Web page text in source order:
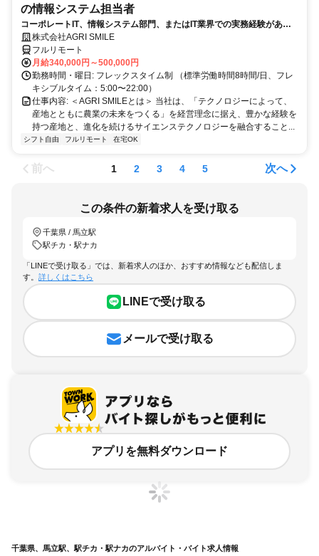
の情報システム担当者
コーポレートIT、情報システム部門、またはIT業界での実務経験がある
方、大歓迎！
株式会社AGRI SMILE
フルリモート
月給340,000円～500,000円
勤務時間・曜日: フレックスタイム制 （標準労働時間8時間/日、フレ
キシブルタイム：5:00〜22:00）
仕事内容: ＜AGRI SMILEとは＞ 当社は、「テクノロジーによって、
産地とともに農業の未来をつくる」を経営理念に据え、豊かな経験を
持つ産地と、進化を続けるサイエンステクノロジーを融合すること...
シフト自由 フルリモート 在宅OK
前へ 1 2 3 4 5 次へ
この条件の新着求人を受け取る
千葉県 / 馬立駅
駅チカ・駅ナカ
「LINEで受け取る」では、新着求人のほか、おすすめ情報なども配信しま
す。 詳しくはこちら
LINEで受け取る
メールで受け取る
アプリを無料ダウンロード
千葉県、馬立駅、駅チカ・駅ナカのアルバイト・バイト求人情報